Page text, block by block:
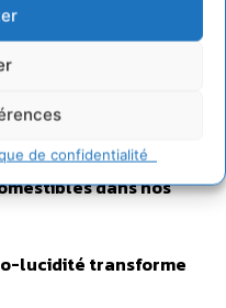
de confidentialité
sa mémoire
(2020-2026)
de Zoepolis
au
dans nos
lucidité transforme